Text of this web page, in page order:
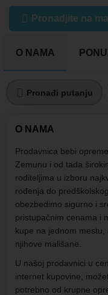
Pronadjite na
O NAMA
Pronađi putanju
O NAMA
Prodavnica bebi
Zemunu i od tada
roditeljima u izboru
rođenja do
obezbedimo sigurno i
pristupačnim cenama i
kupe na jednom
njihove mališane.
U našoj prodavnici u
internet kupovine,
potrebno od krupne